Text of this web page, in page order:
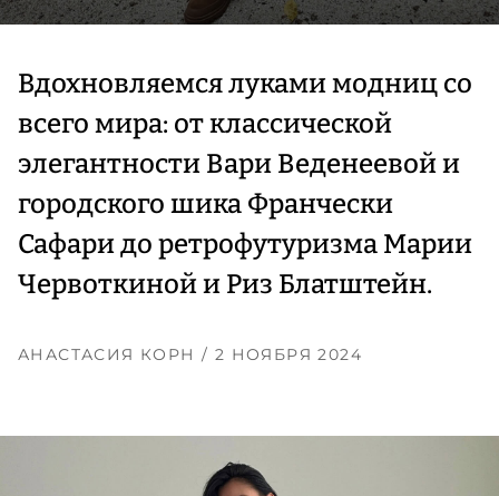
Вдохновляемся луками модниц со
всего мира: от классической
элегантности Вари Веденеевой и
городского шика Франчески
Сафари до ретрофутуризма Марии
Червоткиной и Риз Блатштейн.
АНАСТАСИЯ КОРН / 2 НОЯБРЯ 2024